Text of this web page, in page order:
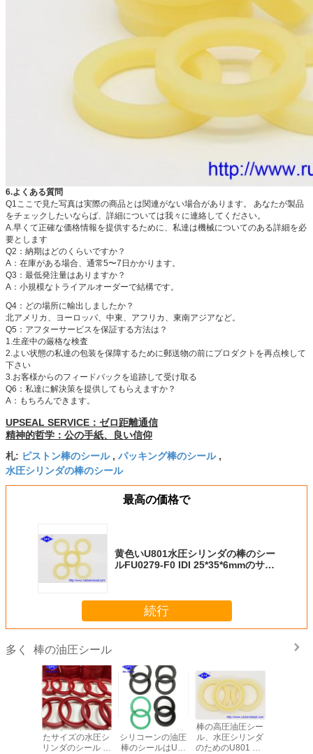
6.よくある質問
Q1ここで見た写真は実際の商品とは関連がない場合があります。
あなたが製品
をチェックしたいならば、詳細については我々に連絡してください。
A.早くて正確な価格情報を提供するために、私達は機械についてのある詳細を必
要とします
Q2：納期はどのくらいですか？
A：在庫がある場合、通常5〜7日かかります。
Q3：最低発注量はありますか？
A：小規模なトライアルオーダーで結構です。
Q4： どの場所に輸出しましたか？
北アメリカ、ヨーロッパ、中東、アフリカ、東南アジアなど。
Q5： アフターサービスを保証する方法は？
1.生産中の厳格な検査
2.よい状態の私達の包装を保障するために郵送物の前にプロダクトを再点検して
下さい
3.お客様からのフィードバックを追跡して受け取る
Q6：私達に解決策を提供してもらえますか？
A：もちろんできます。
UPSEAL SERVICE：ゼロ距離通信
精神的哲学：公の手紙、良い信仰
札: ピストン棒のシール, パッキング棒のシール,
水圧シリンダの棒のシール
最高の価格で
黄色いU801水圧シリンダの棒のシー
ルFU0279-F0 IDI 25*35*6mmのサイ
続行
多く 棒の油圧シール
カスタマイズされ
たサイズの水圧シ
リンダのシール ポ
PU FKM PTFEの
シリコーンの油圧
棒のシールはUの
棒の高圧油圧シー
ル、水圧シリンダ
のためのU801 PU